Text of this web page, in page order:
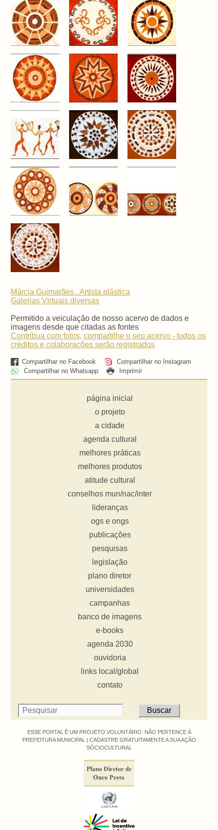
Márcia Guimarães . Artista plástica
Galerias Virtuaisdiversas
Permitido a veiculação de nosso acervo de dados e
imagens desde que citadas as fontes
Contribua com fotos, compartilhe o seu acervo - todos os
créditos e colaborações serão registrados
Compartilhar no Facebook
Compartilhar no Instagram
Compartilhar no Whatsapp
Imprimir
página inicial
o projeto
a cidade
agenda cultural
melhores práticas
melhores produtos
atitude cultural
conselhos mun/nac/inter
lideranças
ogs e ongs
publicações
pesquisas
legislação
plano diretor
universidades
campanhas
banco de imagens
e-books
agenda 2030
ouvidoria
links local/global
contato
ESSE PORTAL É UM PROJETO VOLUNTÁRIO. NÃO PERTENCE À
PREFEITURA MUNICIPAL | CADASTRE GRATUITAMENTE A SUA AÇÃO
SÓCIOCULTURAL